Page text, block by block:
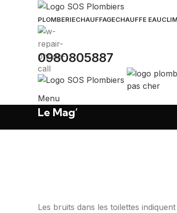
PLOMBERIECHAUFFAGECHAUFFE EAU
0980805887
Menu
Le Mag’
Les bruits dans les toilettes